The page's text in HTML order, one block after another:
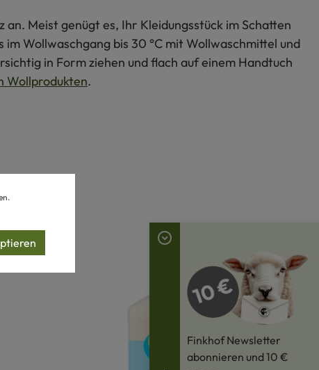
Meist genügt es, Ihr Kleidungsstück im Schatten
Wollwaschgang bis 30 °C mit Wollwaschmittel und
in Form ziehen und flach auf einem Handtuch
Wollprodukten.
Finkhof Newsletter
abonnieren und 10 €